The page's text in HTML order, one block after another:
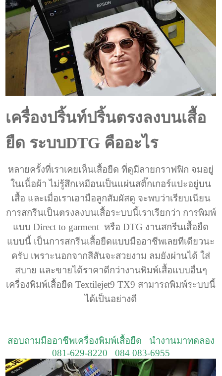
เครื่องปริ้นท์ปริ้นตรงลงบนเสื้อ
ยืด ระบบDTG คืออะไร
หลายครั้งที่เราเคยเห็นเสื้อยืด ที่ดูมีลายกราฟฟิก จมอยู่
ในเนื้อผ้า ไม่รู้สึกเหมือนเป็นแผ่นสติ๊กเกอร์แปะอยู่บน
เสื้อ และเมื่อเราเอามือลูกสัมผัสดู จะพบว่าเรียบเนียน
การสกรีนเป็นตรงลงบนเสื้อระบบนี้เราเรียกว่า การพิมพ์
แบบ Direct to garment หรือ DTG งานสกรีนเสื้อยืด
แบบนี้ เป็นการสกรีนเสื้อยืดแบบมืออาชีพเลยทีเดียวนะ
ครับ เพราะนอกจากสีสันจะสวยงาม ลมยังผ่านได้ ใส่
สบาย และขายได้ราคาดีกว่างานพิมพ์เสื้อแบบอื่นๆ
เครื่องพิมพ์เสื้อยืด Textilejet9 TX9 สามารถพิมพ์ระบบนี้
ได้เป็นอย่างดี
สอบถามมืออาชีพเครื่องพิมพ์เสื้อยืด นำงานมาทดลอง
081-629-8220 084 083-6955